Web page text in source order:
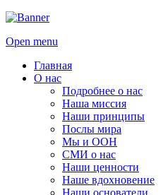
Open menu
Главная
О нас
Подробнее о нас
Наша миссия
Наши принципы
Послы мира
Мы и ООН
СМИ о нас
Наши ценности
Наше вдохновение
Наши основатели